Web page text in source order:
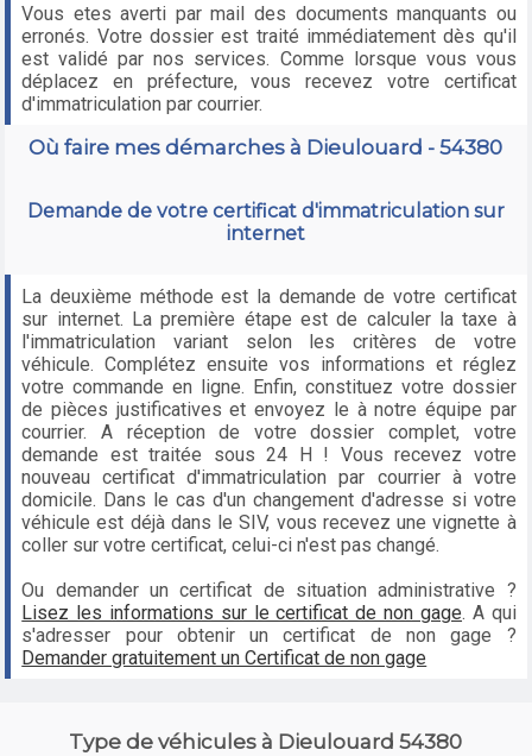
Vous etes averti par mail des documents manquants ou
erronés. Votre dossier est traité immédiatement dès qu'il
est validé par nos services. Comme lorsque vous vous
déplacez en préfecture, vous recevez votre certificat
d'immatriculation par courrier.
Où faire mes démarches à Dieulouard - 54380
Demande de votre certificat d'immatriculation sur
internet
La deuxième méthode est la demande de votre certificat
sur internet. La première étape est de calculer la taxe à
l'immatriculation variant selon les critères de votre
véhicule. Complétez ensuite vos informations et réglez
votre commande en ligne. Enfin, constituez votre dossier
de pièces justificatives et envoyez le à notre équipe par
courrier. A réception de votre dossier complet, votre
demande est traitée sous 24 H ! Vous recevez votre
nouveau certificat d'immatriculation par courrier à votre
domicile. Dans le cas d'un changement d'adresse si votre
véhicule est déjà dans le SIV, vous recevez une vignette à
coller sur votre certificat, celui-ci n'est pas changé.
Ou demander un certificat de situation administrative ?
Lisez les informations sur le certificat de non gage. A qui
s'adresser pour obtenir un certificat de non gage ?
Demander gratuitement un Certificat de non gage
Type de véhicules à Dieulouard 54380